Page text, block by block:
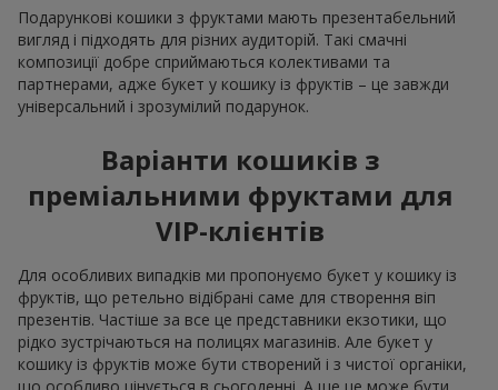
Подарункові кошики з фруктами мають презентабельний
вигляд і підходять для різних аудиторій. Такі смачні
композиції добре сприймаються колективами та
партнерами, адже букет у кошику із фруктів – це завжди
універсальний і зрозумілий подарунок.
Варіанти кошиків з
преміальними фруктами для
VIP-клієнтів
Для особливих випадків ми пропонуємо букет у кошику із
фруктів, що ретельно відібрані саме для створення віп
презентів. Частіше за все це представники екзотики, що
рідко зустрічаються на полицях магазинів. Але букет у
кошику із фруктів може бути створений і з чистої органіки,
що особливо цінується в сьогоденні. А ще це може бути